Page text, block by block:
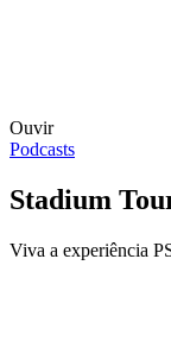
Ouvir
Podcasts
Stadium
Viva a experiência